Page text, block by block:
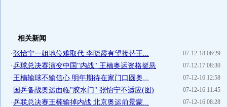
相关新闻
07-12-18 06:29
·张怡宁一姐地位难取代 李晓霞有望接替王...
07-12-17 08:30
·乒球总决赛演变中国"内战" 王楠奥运资格挺悬
07-12-16 12:58
·王楠输球不输信心 明年期待在家门口圆奥...
07-12-16 11:45
·国乒备战奥运面临"胶水门" 张怡宁不适应(图)
07-12-16 08:28
·乒联总决赛王楠输掉内战 北京奥运前景蒙...